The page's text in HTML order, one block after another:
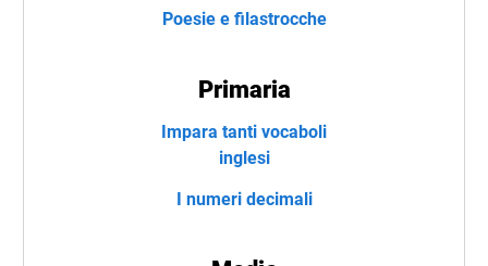
Poesie e filastrocche
Primaria
Impara tanti vocaboli
inglesi
I numeri decimali